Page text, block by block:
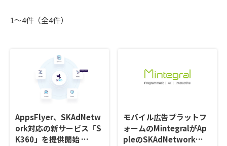
1〜4件（全4件）
AppsFlyer、SKAdNetw
ork対応の新サービス「S
K360」を提供開始 …
モバイル広告プラットフ
ォームのMintegralがAp
pleのSKAdNetwork…